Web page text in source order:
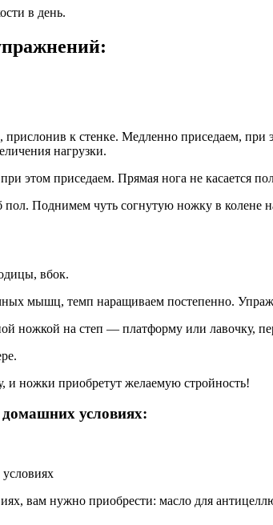
в день.
к стенке. Медленно приседаем,
нагрузки.
этом приседаем. Прямая нога не касается
пол. Поднимем чуть согнутую ножку в
вбок.
мышц, темп наращиваем постепенно.
ножкой на степ — платформу или лавочку,
и ножки приобретут желаемую стройность!
условиях:
вам нужно приобрести: масло для